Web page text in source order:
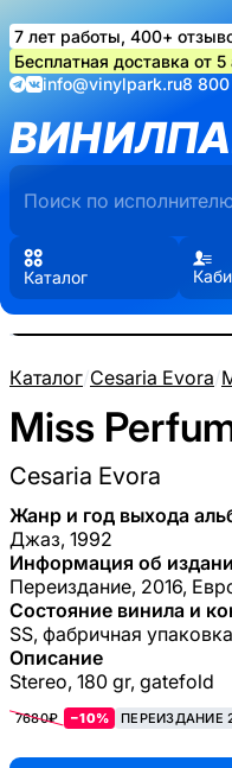
7 лет работы, 400+
Бесплатная доставка от
info@vinylpark.ru8
Каталог
Каталог/Cesaria Evora/
Miss
Cesaria Evora
Жанр и год выхода
Джаз, 1992
Информация об
Переиздание, 2016,
Состояние винила и
SS, фабричная
Описание
Stereo, 180 gr, gatefold
7680₽ −10% ПЕРЕИЗДАНИЕ
Реальные фото пластинки.
Нажмите, чтобы